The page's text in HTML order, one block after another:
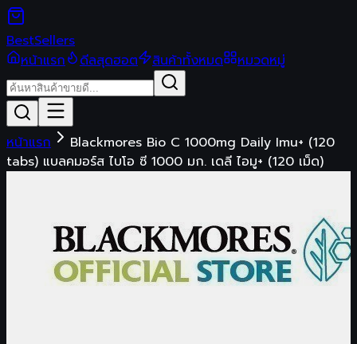
BestSellers
หน้าแรก
ดีลสุดฮอต สินค้าทั้งหมด หมวดหมู่
หน้าแรก
Blackmores Bio C 1000mg Daily Imu+ (120
tabs) แบลคมอร์ส ไบโอ ซี 1000 มก. เดลี ไอมู+ (120 เม็ด)